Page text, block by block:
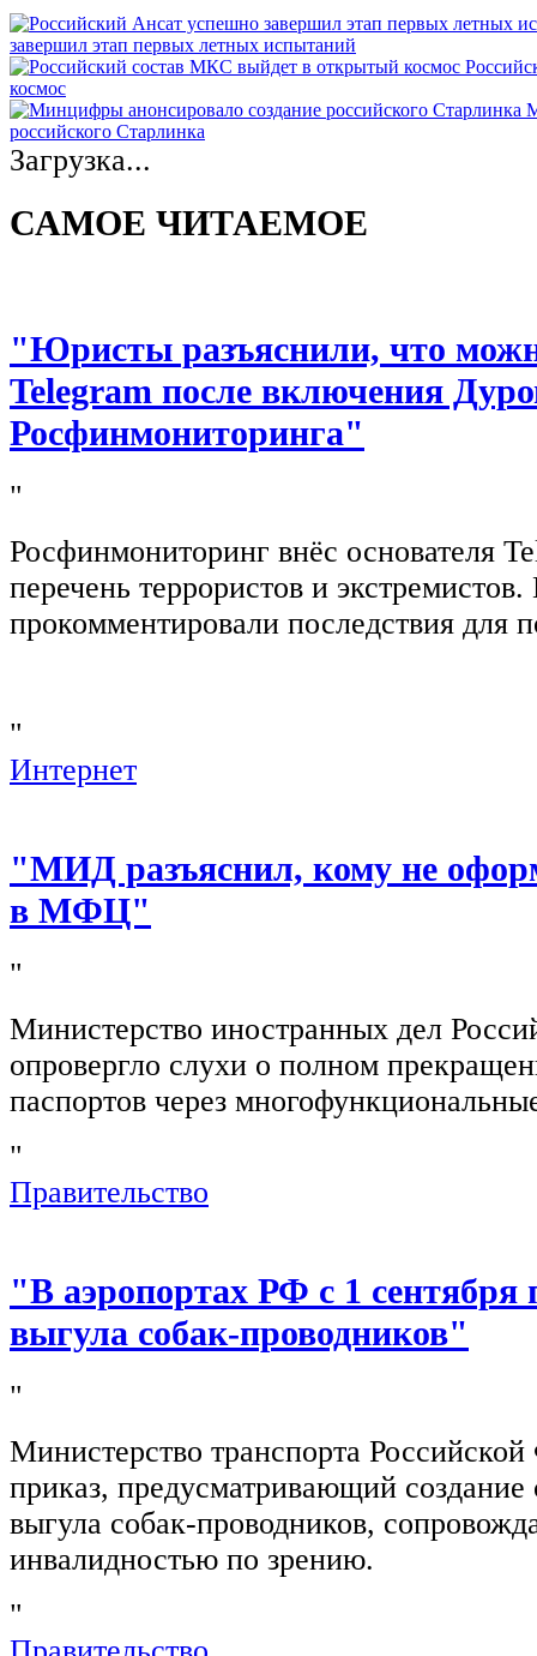
завершил этап первых летных испытаний
космос
российского Старлинка
Загрузка...
САМОЕ ЧИТАЕМОЕ
"Юристы разъяснили, что
Telegram после включения
Росфинмониторинга"
"
Росфинмониторинг внёс основателя
перечень террористов и
прокомментировали последствия для
"
Интернет
"МИД разъяснил, кому не
в МФЦ"
"
Министерство иностранных дел
опровергло слухи о полном
паспортов через
"
Правительство
"В аэропортах РФ с 1 сентября
выгула собак-проводников"
"
Министерство транспорта
приказ, предусматривающий создание
выгула собак-проводников,
инвалидностью по зрению.
"